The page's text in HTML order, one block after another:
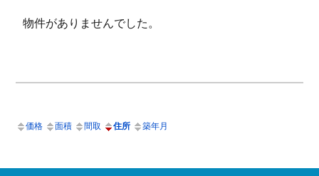
物件がありませんでした。
価格 面積 間取 住所 築年月